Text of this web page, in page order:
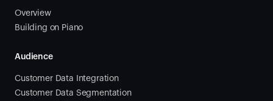
Overview
Building on Piano
Audience
Customer Data Integration
Customer Data Segmentation